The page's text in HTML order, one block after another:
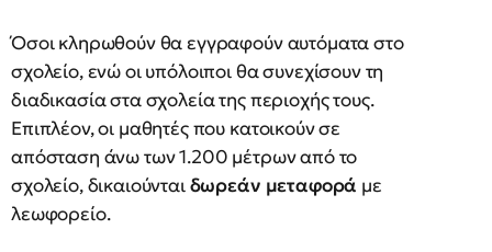
Όσοι κληρωθούν θα εγγραφούν αυτόματα στο
σχολείο, ενώ οι υπόλοιποι θα συνεχίσουν τη
διαδικασία στα σχολεία της περιοχής τους.
Επιπλέον, οι μαθητές που κατοικούν σε
απόσταση άνω των 1.200 μέτρων από το
σχολείο, δικαιούνταιδωρεάν μεταφορά με
λεωφορείο.